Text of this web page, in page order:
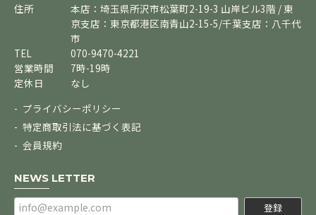
住所
本店：埼玉県所沢市松葉町2-19-3 山岸ビル3階 / 東
京支店：東京都港区南青山2-15-5/千葉支店：八千代
市
TEL
070-9470-4221
営業時間
7時-19時
定休日
なし
プライバシーポリシー
特定商取引法に基づく表記
会員規約
NEWS LETTER
登録